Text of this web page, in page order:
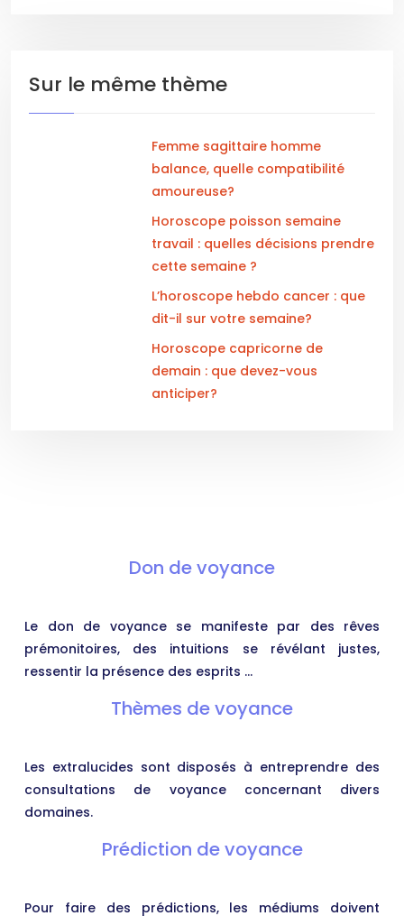
Sur le même thème
Femme sagittaire homme
balance, quelle compatibilité
amoureuse?
Horoscope poisson semaine
travail : quelles décisions prendre
cette semaine ?
L’horoscope hebdo cancer : que
dit-il sur votre semaine?
Horoscope capricorne de
demain : que devez-vous
anticiper?
Don de voyance
Le don de voyance se manifeste par des rêves
prémonitoires, des intuitions se révélant justes,
ressentir la présence des esprits …
Thèmes de voyance
Les extralucides sont disposés à entreprendre des
consultations de voyance concernant divers
domaines.
Prédiction de voyance
Pour faire des prédictions, les médiums doivent